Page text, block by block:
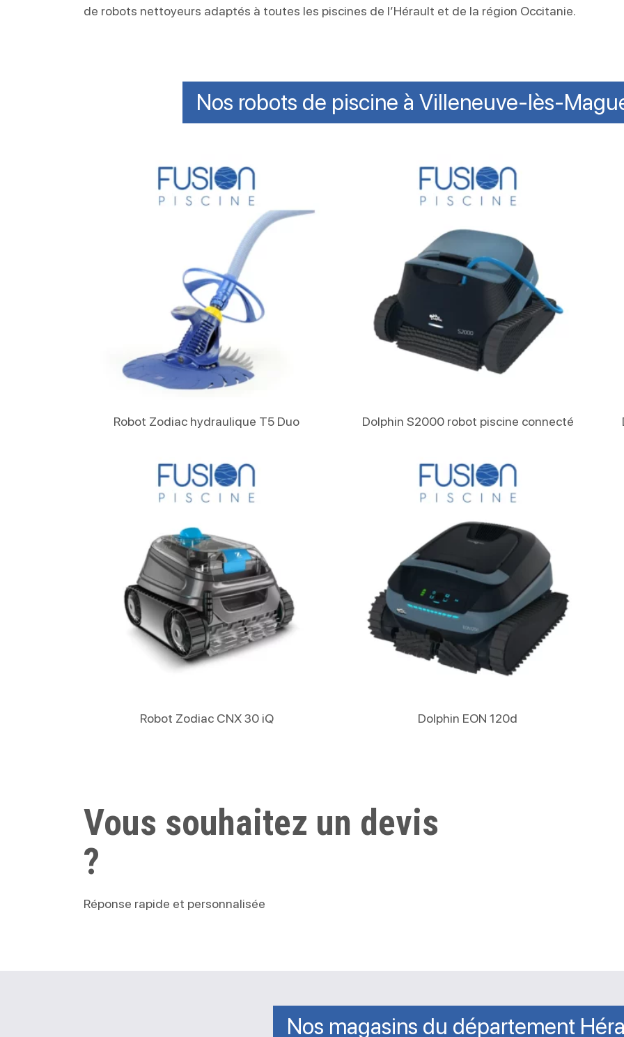
de robots nettoyeurs adaptés à toutes les piscines de l’Hérault et de la région Occitanie.
Nos robots de piscine à Villeneuve-lès-
Robot Zodiac hydraulique T5 Duo Dolphin S2000 robot piscine connecté
Robot Zodiac CNX 30 iQ Dolphin EON 120d
Vous souhaitez un devis
?
Réponse rapide et personnalisée
Nos magasins du département